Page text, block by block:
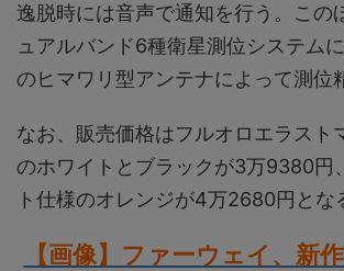
逸脱時には音声で通知を行う。この
ュアルバンド6種衛星測位システム
のヒマワリ型アンテナによって測位
なお、販売価格はフルオロエラスト
のホワイトとブラックが3万9380円
ト仕様のオレンジが4万2680円とな
【画像】ファーウェイ、新